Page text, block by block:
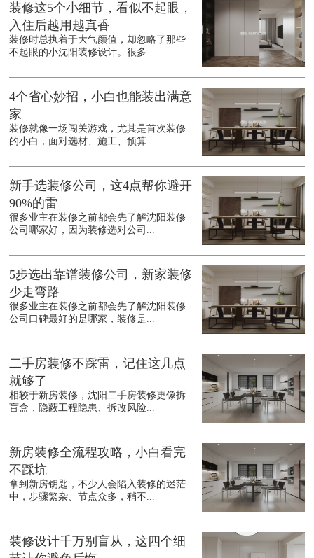
装修这5个小细节，看似不起眼，
入住后越用越真香
装修时总执着于大气颜值，却忽略了那些
不起眼的小沈阳装修设计。很多...
4个省心妙招，小白也能装出满意
家
装修就像一场闯关游戏，尤其是首次装修
的小白，面对选材、施工、预算...
新手选装修公司，这4点帮你避开
90%的雷
很多业主在装修之前都会先了解沈阳装修
公司哪家好，因为装修选对公司...
5步选出靠谱装修公司，新家装修
少走弯路
很多业主在装修之前都会先了解沈阳装修
公司口碑最好的是哪家，装修是...
二手房装修不踩雷，记住这几点
就够了
相较于新房装修，沈阳二手房装修更像拆
盲盒，隐蔽工程隐患、拆改风险...
新房装修全流程攻略，小白看完
不踩坑
拿到新房钥匙，不少人会陷入装修的迷茫
中，步骤繁杂、节点众多，稍不...
装修设计千万别盲从，这四个细